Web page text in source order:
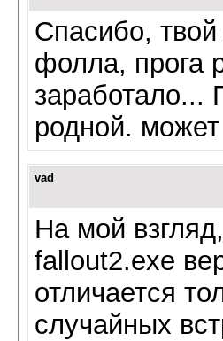
Спасибо,
фолла, прога
заработало...
родной.
vad
На мой
fallout2.exe
отличается
случайных